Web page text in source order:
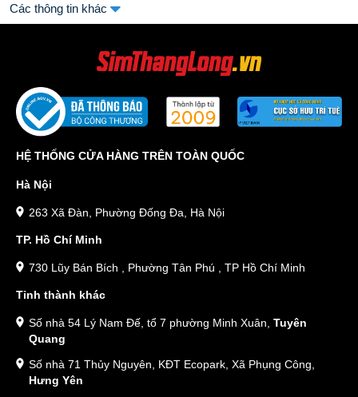
Các thông tin khác
HỆ THỐNG CỬA HÀNG TRÊN TOÀN QUỐC
Hà Nội
263 Xã Đàn, Phường Đống Đa, Hà Nội
TP. Hồ Chí Minh
730 Lũy Bán Bích , Phường Tân Phú , TP Hồ Chí Minh
Tỉnh thành khác
Số nhà 54 Lý Nam Đế, tổ 7 phường Minh Xuân, Tuyên
Quang
Số nhà 71 Thủy Nguyên, KĐT Ecopark, Xã Phụng Công,
Hưng Yên